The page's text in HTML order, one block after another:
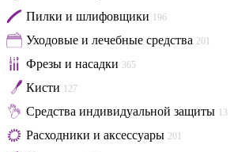
Пилки и шлифовщики 196
Уходовые и лечебные средства 201
Фрезы и насадки 365
Кисти 127
Средства индивидуальной защиты 13
Расходники и аксессуары 201